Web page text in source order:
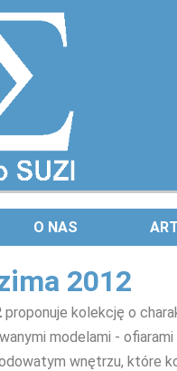
O NAS
2012
proponuje kolekcję o
modelami -
wnętrzu, które